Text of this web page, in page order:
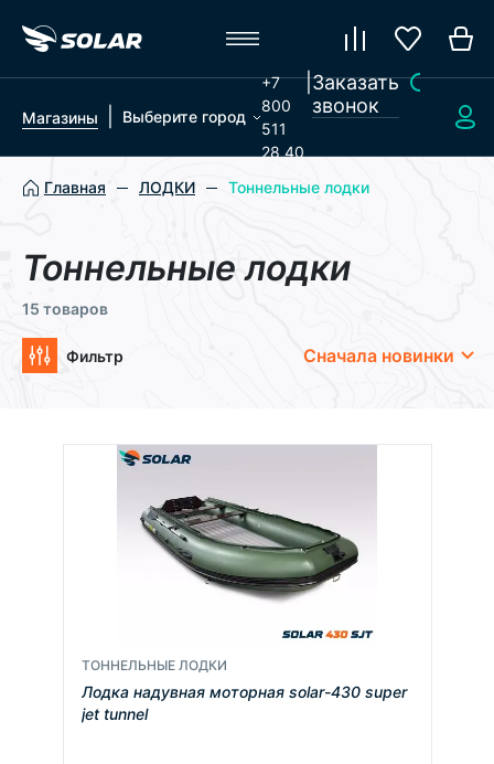
Магазины Выберите город
+7
800
511
28 40
|Заказать
звонок
Главная ЛОДКИ Тоннельные лодки
Тоннельные лодки
15 товаров
Фильтр Сначала новинки
ТОННЕЛЬНЫЕ ЛОДКИ
Лодка надувная моторная solar-430 super
jet tunnel